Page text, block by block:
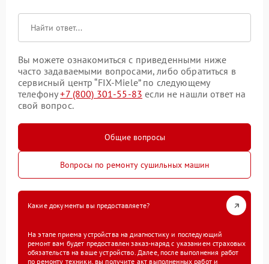
Вы можете ознакомиться с приведенными ниже
часто задаваемыми вопросами, либо обратиться в
сервисный центр “FIX-Miele” по следующему
телефону+7 (800) 301-55-83 если не нашли ответ на
свой вопрос.
Общие вопросы
Вопросы по ремонту сушильных машин
Какие документы вы предоставляете?
На этапе приема устройства на диагностику и последующий
ремонт вам будет предоставлен заказ-наряд с указанием страховых
обязательств на ваше устройство. Далее, после выполнения работ
по ремонту техники, вы получите акт выполненных работ и